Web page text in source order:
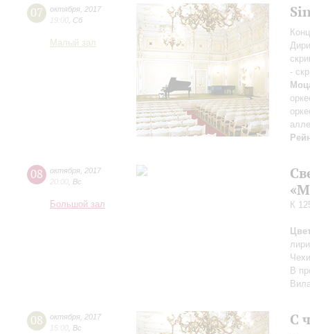
07 октября 2017
19:00 Сб
Малый зал
-
08 октября 2017
20:00 Вс
Большой зал К
В
08 октября 2017
15:00 Вс С